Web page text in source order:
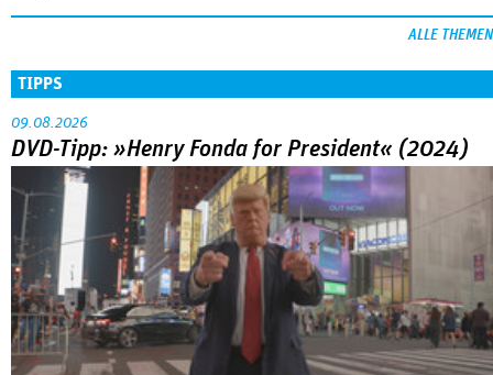
ALLE THEMEN
TIPPS
09.08.2026
DVD-Tipp: »Henry Fonda for President« (2024)